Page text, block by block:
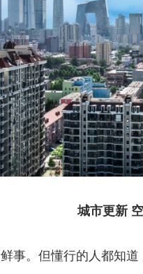
城市更新
事。但懂行的人都知